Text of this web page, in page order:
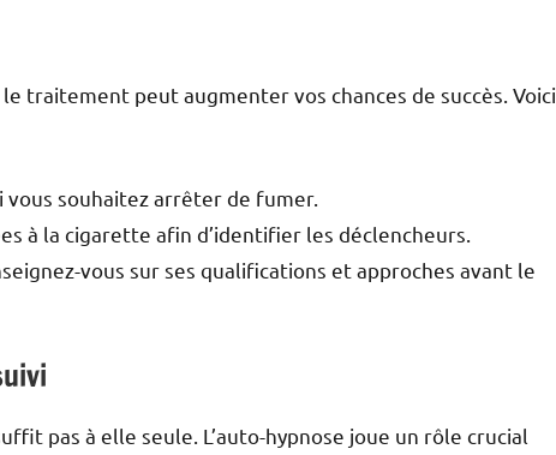
traitement peut augmenter vos chances de succès. Voici
souhaitez arrêter de fumer.
à la cigarette afin d’identifier les déclencheurs.
vous sur ses qualifications et approches avant le
pas à elle seule. L’auto-hypnose joue un rôle crucial